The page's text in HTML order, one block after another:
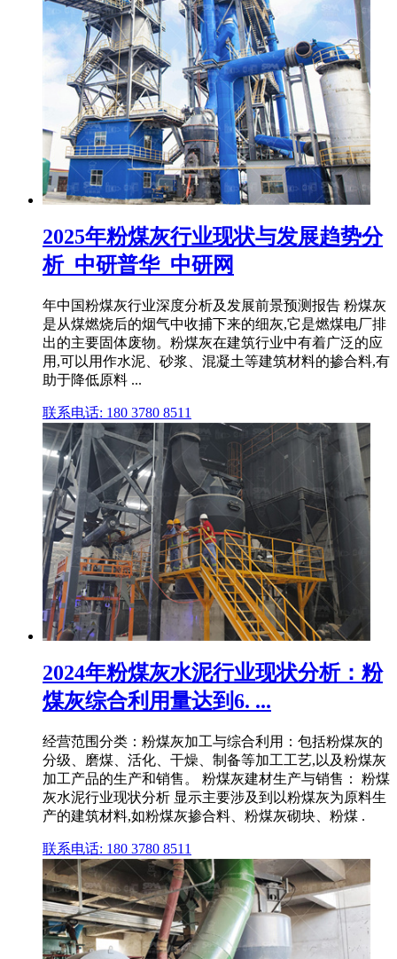
2025年粉煤灰行业现状与发展趋势分
析_中研普华_中研网
年中国粉煤灰行业深度分析及发展前景预测报告 粉煤灰
是从煤燃烧后的烟气中收捕下来的细灰,它是燃煤电厂排
出的主要固体废物。粉煤灰在建筑行业中有着广泛的应
用,可以用作水泥、砂浆、混凝土等建筑材料的掺合料,有
助于降低原料 ...
联系电话: 180 3780 8511
2024年粉煤灰水泥行业现状分析：粉
煤灰综合利用量达到6. ...
经营范围分类：粉煤灰加工与综合利用：包括粉煤灰的
分级、磨煤、活化、干燥、制备等加工工艺,以及粉煤灰
加工产品的生产和销售。 粉煤灰建材生产与销售： 粉煤
灰水泥行业现状分析 显示主要涉及到以粉煤灰为原料生
产的建筑材料,如粉煤灰掺合料、粉煤灰砌块、粉煤 .
联系电话: 180 3780 8511